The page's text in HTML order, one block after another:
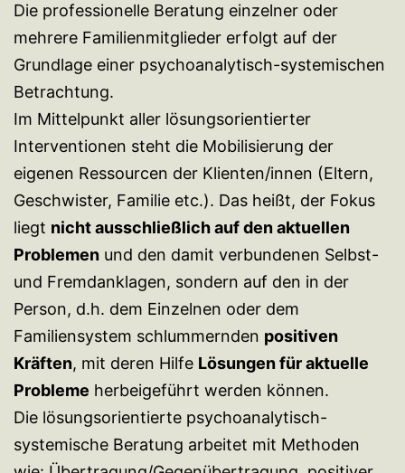
Die professionelle Beratung einzelner oder
mehrere Familienmitglieder erfolgt auf der
Grundlage einer psychoanalytisch-systemischen
Betrachtung.
Im Mittelpunkt aller lösungsorientierter
Interventionen steht die Mobilisierung der
eigenen Ressourcen der Klienten/innen (Eltern,
Geschwister, Familie etc.). Das heißt, der Fokus
liegt nicht ausschließlich auf den aktuellen
Problemen und den damit verbundenen Selbst-
und Fremdanklagen, sondern auf den in der
Person, d.h. dem Einzelnen oder dem
Familiensystem schlummernden positiven
Kräften, mit deren Hilfe Lösungen für aktuelle
Probleme herbeigeführt werden können.
Die lösungsorientierte psychoanalytisch-
systemische Beratung arbeitet mit Methoden